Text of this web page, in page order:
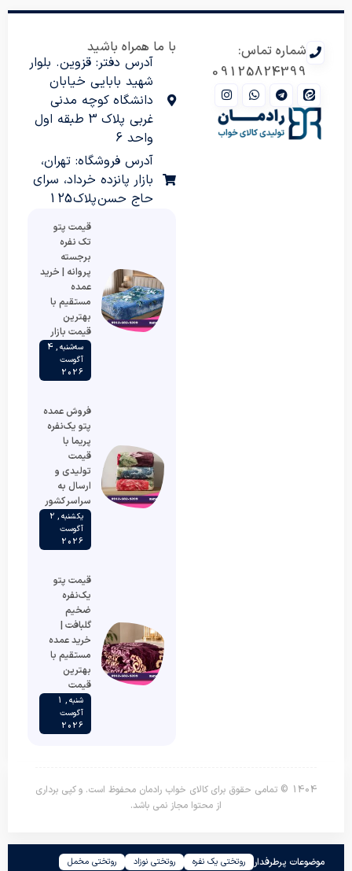
شماره تماس:
09125824399
با ما همراه باشید
آدرس دفتر: قزوین. بلوار
شهید بابایی خیابان
دانشگاه کوچه مدنی
غربی پلاک 3 طبقه اول
واحد 6
آدرس فروشگاه: تهران،
بازار پانزده خرداد، سرای
حاج حسن پلاک 125
قیمت پتو
تک نفره
برجسته
پروانه | خرید
عمده
مستقیم با
بهترین
قیمت بازار
سه‌شنبه , 4
آگوست
2026
فروش عمده
پتو یک‌نفره
پریما با
قیمت
تولیدی و
ارسال به
سراسر کشور
یکشنبه , 2
آگوست
2026
قیمت پتو
یک‌نفره
ضخیم
گلبافت |
خرید عمده
مستقیم با
بهترین
قیمت
شنبه , 1
آگوست
2026
1404 © تمامی حقوق برای کالای خواب رادمان محفوظ است. و کپی برداری
از محتوا مجاز نمی باشد.
موضوعات پرطرفدار روتختی یک نفره روتختی نوزاد روتختی مخمل